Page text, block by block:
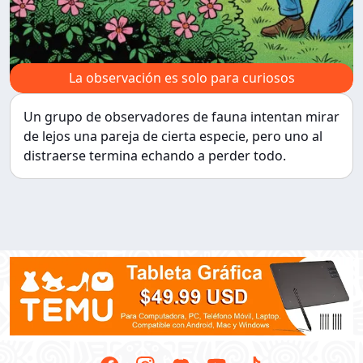
La observación es solo para curiosos
Un grupo de observadores de fauna intentan mirar
de lejos una pareja de cierta especie, pero uno al
distraerse termina echando a perder todo.